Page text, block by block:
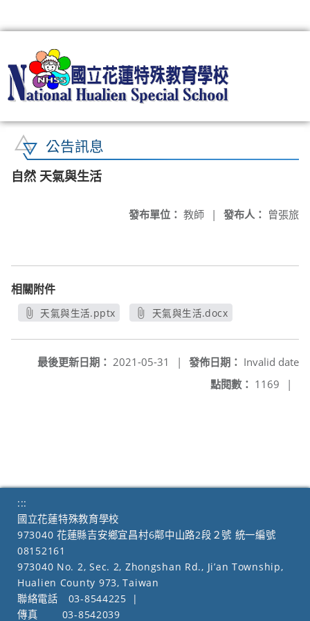
公告訊息
自然 天氣與生活
發布人： 曾張旅
發布單位： 教師 |
相關附件
天氣與生活.pptx
天氣與生活.docx
發佈日期： Invalid date
最後更新日期： 2021-05-31
|
點閱數： 1169 |
:::
國立花蓮特殊教育學校
973040 花蓮縣吉安鄉宜昌村6鄰中山路2段２號 統一編號
08152161
973040 No. 2, Sec. 2, Zhongshan Rd., Ji’an Township,
Hualien County 973, Taiwan
聯絡電話
03-8544225
|
傳真
03-8542039